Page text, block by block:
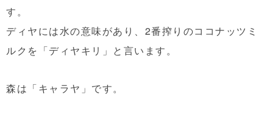
す。
ディヤには水の意味があり、2番搾りのココナッツミ
ルクを「ディヤキリ」と言います。
森は「キャラヤ」です。